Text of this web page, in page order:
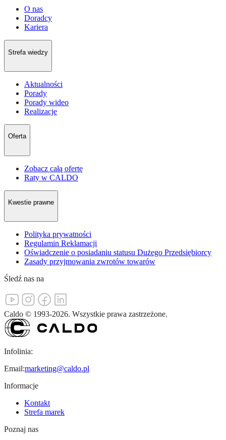
O nas
Doradcy
Kariera
Strefa wiedzy
Aktualności
Porady
Porady wideo
Realizacje
Oferta
Zobacz całą ofertę
Raty w CALDO
Kwestie prawne
Polityka prywatności
Regulamin Reklamacji
Oświadczenie o posiadaniu statusu Dużego Przedsiębiorcy
Zasady przyjmowania zwrotów towarów
Śledź nas na
Caldo © 1993-2026. Wszystkie prawa zastrzeżone.
Infolinia:
Email:marketing@caldo.pl
Informacje
Kontakt
Strefa marek
Poznaj nas